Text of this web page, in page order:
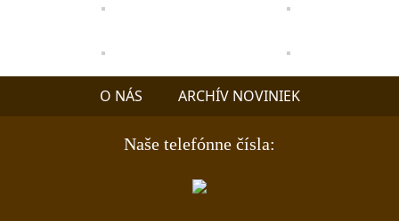
O NÁS ARCHÍV NOVINIEK
Naše telefónne čísla: